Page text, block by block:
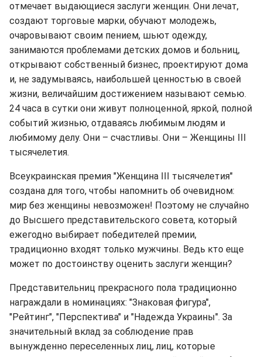
отмечает выдающиеся заслуги женщин. Они лечат,
создают торговые марки, обучают молодежь,
очаровывают своим пением, шьют одежду,
занимаются проблемами детских домов и больниц,
открывают собственный бизнес, проектируют дома
и, не задумываясь, наибольшей ценностью в своей
жизни, величайшим достижением называют семью.
24 часа в сутки они живут полноценной, яркой, полной
событий жизнью, отдаваясь любимым людям и
любимому делу. Они – счастливы. Они – Женщины ІІІ
тысячелетия.
Всеукраинская премия "Женщина ІІІ тысячелетия"
создана для того, чтобы напомнить об очевидном:
мир без женщины невозможен! Поэтому не случайно
до Высшего представительского совета, который
ежегодно выбирает победителей премии,
традиционно входят только мужчины. Ведь кто еще
может по достоинству оценить заслуги женщин?
Представительниц прекрасного пола традиционно
награждали в номинациях: "Знаковая фигура",
"Рейтинг", "Перспектива" и "Надежда Украины". За
значительный вклад за соблюдение прав
вынужденно переселенных лиц, лиц, которые